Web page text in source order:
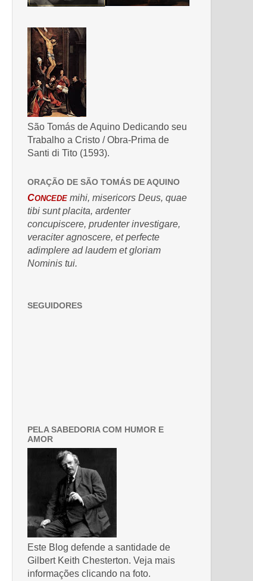
São Tomás de Aquino Dedicando seu
Trabalho a Cristo / Obra-Prima de
Santi di Tito (1593).
ORAÇÃO DE SÃO TOMÁS DE AQUINO
CONCEDEmihi, misericors Deus, quae
tibi sunt placita, ardenter
concupiscere, prudenter investigare,
veraciter agnoscere, et perfecte
adimplere ad laudem et gloriam
Nominis tui.
SEGUIDORES
PELA SABEDORIA COM HUMOR E
AMOR
Este Blog defende a santidade de
Gilbert Keith Chesterton. Veja mais
informações clicando na foto.